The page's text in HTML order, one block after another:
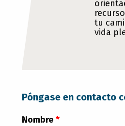
tu
vida
Póngase en contacto
Deje
Nombre